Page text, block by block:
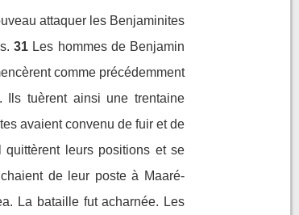
attaquer les Benjaminites
31 Les hommes de Benjamin
comme précédemment
tuèrent ainsi une trentaine
avaient convenu de fuir et de
quittèrent leurs positions et se
de leur poste à Maaré-
La bataille fut acharnée. Les